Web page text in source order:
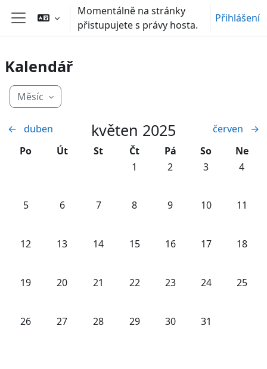
Přejít k hlavnímu obsahu
Boční panel
Momentálně na stránky
přistupujete s právy hosta.
Přihlášení
Kalendář
Měsíc
← duben květen 2025 červen
→
Pondělí
Po Úterý
Út Středa
St Čtvrtek
Čt Pátek
Pá Sobota
So Neděle
Ne
Žádné události, čtvrtek, 1.
1 Žádné události, pátek,
2 Žádné
3 4
Žádné události, pondělí, 5. května
5 Žádné události, úterý, 6. května
6 Žádné události, středa, 7. května
7 Žádné události, čtvrtek, 8.
8 Žádné události, pátek,
9 Žádné
10 11
Žádné události, pondělí, 12. května
12 Žádné události, úterý, 13. května
13 Žádné události, středa, 14. května
14 Žádné události, čtvrtek, 15.
15 Žádné události, pátek,
16 Žádné
17 18
Žádné události, pondělí, 19. května
19 Žádné události, úterý, 20. května
20 Žádné události, středa, 21. května
21 Žádné události, čtvrtek, 22.
22 Žádné události, pátek,
23 Žádné
24 25
Žádné události, pondělí, 26. května
26 Žádné události, úterý, 27. května
27 Žádné události, středa, 28. května
28 Žádné události, čtvrtek, 29.
29 Žádné události, pátek,
30 Žádné
31